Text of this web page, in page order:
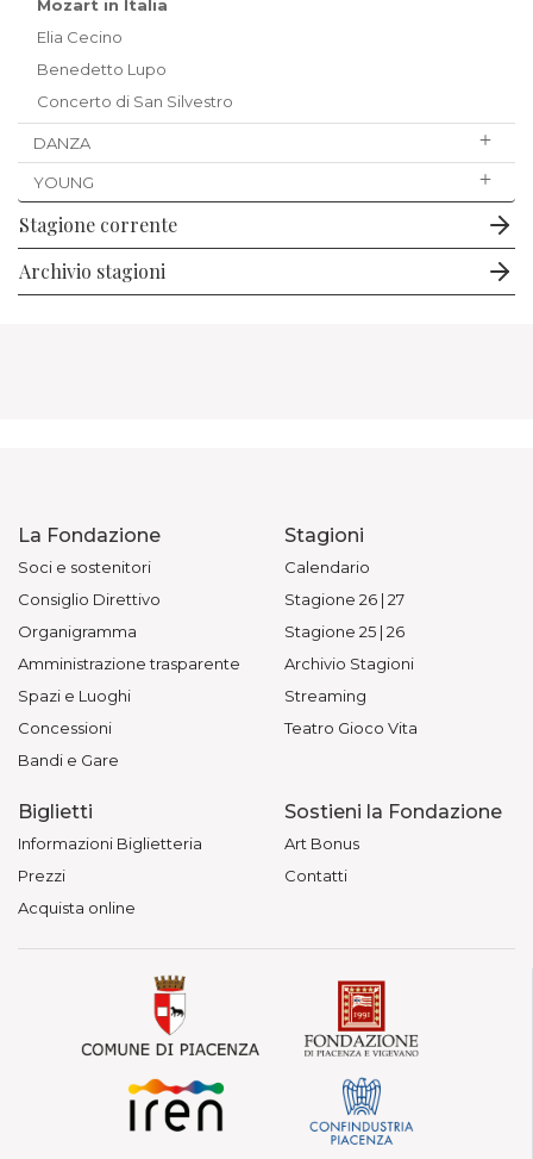
Mozart in Italia
Elia Cecino
Benedetto Lupo
Concerto di San Silvestro
DANZA
YOUNG
Stagione corrente
Archivio stagioni
La Fondazione
Soci e sostenitori
Consiglio Direttivo
Organigramma
Amministrazione trasparente
Spazi e Luoghi
Concessioni
Bandi e Gare
Stagioni
Calendario
Stagione 26 | 27
Stagione 25 | 26
Archivio Stagioni
Streaming
Teatro Gioco Vita
Biglietti
Informazioni Biglietteria
Prezzi
Acquista online
Sostieni la Fondazione
Art Bonus
Contatti